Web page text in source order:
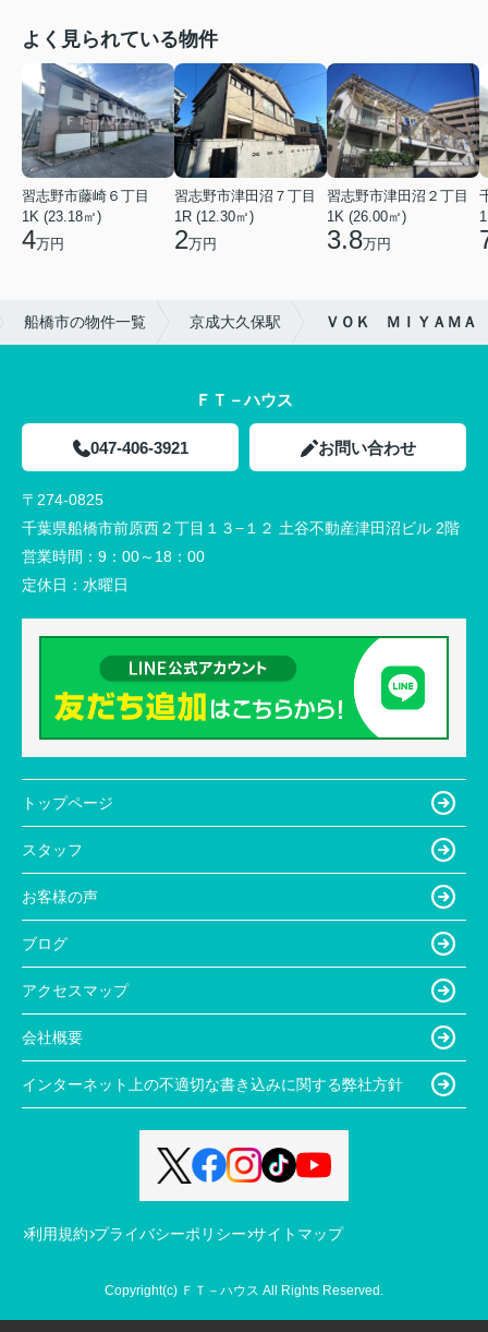
よく見られている物件
習志野市藤崎６丁目
1K (23.18㎡)
4万円
習志野市津田沼７丁目
1R (12.30㎡)
2万円
習志野市津田沼２丁目
1K (26.00㎡)
3.8万円
船橋市の物件一覧 京成大久保駅 ＶＯＫ ＭＩＹＡＭＡ
ＦＴ－ハウス
047-406-3921 お問い合わせ
〒274-0825
千葉県船橋市前原西２丁目１３−１２ 土谷不動産津田沼ビル 2階
営業時間： 9：00～18：00
定休日： 水曜日
トップページ
スタッフ
お客様の声
ブログ
アクセスマップ
会社概要
インターネット上の不適切な書き込みに関する弊社方針
利用規約 プライバシーポリシー サイトマップ
Copyright(c) ＦＴ－ハウス All Rights Reserved.